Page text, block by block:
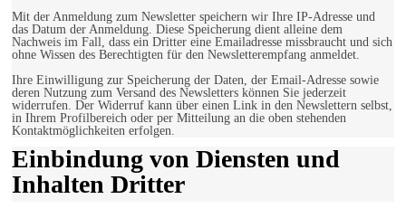
Mit der Anmeldung zum Newsletter speichern wir Ihre IP-Adresse und
das Datum der Anmeldung. Diese Speicherung dient alleine dem
Nachweis im Fall, dass ein Dritter eine Emailadresse missbraucht und sich
ohne Wissen des Berechtigten für den Newsletterempfang anmeldet.
Ihre Einwilligung zur Speicherung der Daten, der Email-Adresse sowie
deren Nutzung zum Versand des Newsletters können Sie jederzeit
widerrufen. Der Widerruf kann über einen Link in den Newslettern selbst,
in Ihrem Profilbereich oder per Mitteilung an die oben stehenden
Kontaktmöglichkeiten erfolgen.
Einbindung von Diensten und
Inhalten Dritter